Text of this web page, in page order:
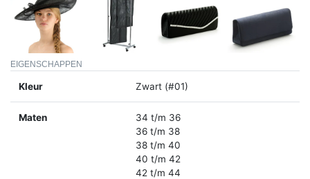
EIGENSCHAPPEN
Kleur Zwart (#01)
Maten
34 t/m 36
36 t/m 38
38 t/m 40
40 t/m 42
42 t/m 44